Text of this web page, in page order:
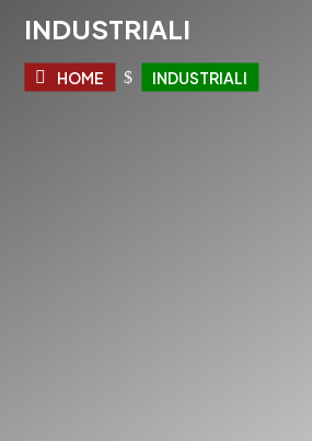
INDUSTRIALI
HOME $ INDUSTRIALI